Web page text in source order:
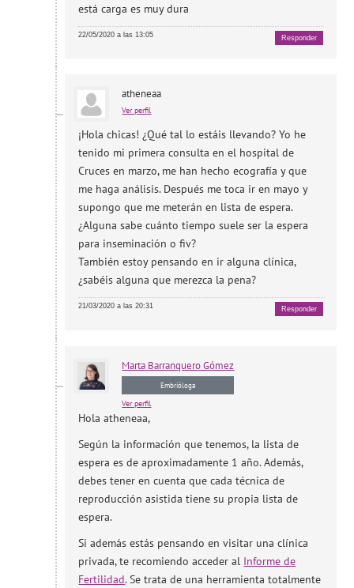
está carga es muy dura
22/05/2020 a las 13:05 Responder
atheneaa
Ver perfil
¡Hola chicas! ¿Qué tal lo estáis llevando? Yo he
tenido mi primera consulta en el hospital de
Cruces en marzo, me han hecho ecografía y que
me haga análisis. Después me toca ir en mayo y
supongo que me meterán en lista de espera.
¿Alguna sabe cuánto tiempo suele ser la espera
para inseminación o fiv?
También estoy pensando en ir alguna clínica,
¿sabéis alguna que merezca la pena?
21/03/2020 a las 20:31 Responder
Marta Barranquero Gómez
Embrióloga
Ver perfil
Hola atheneaa,
Según la información que tenemos, la lista de
espera es de aproximadamente 1 año. Además,
debes tener en cuenta que cada técnica de
reproducción asistida tiene su propia lista de
espera.
Si además estás pensando en visitar una clínica
privada, te recomiendo acceder al Informe de
Fertilidad. Se trata de una herramienta totalmente